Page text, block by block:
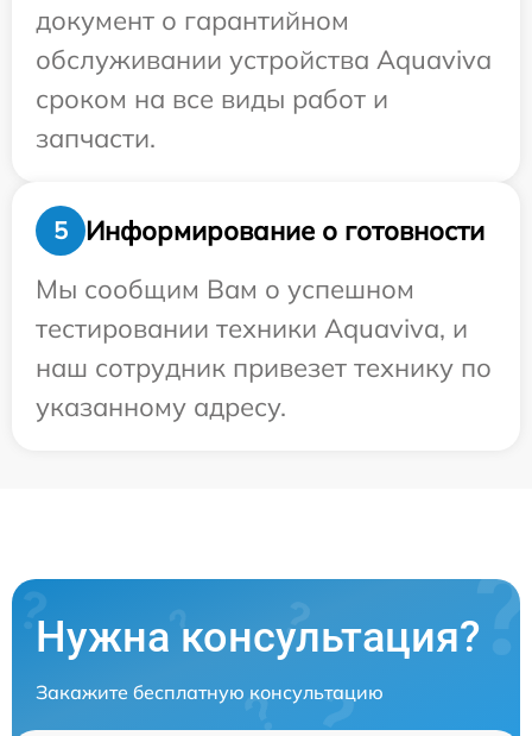
документ о гарантийном
обслуживании устройства Aquaviva
сроком на все виды работ и
запчасти.
5
Информирование о готовности
Мы сообщим Вам о успешном
тестировании техники Aquaviva, и
наш сотрудник привезет технику по
указанному адресу.
Нужна консультация?
Закажите бесплатную консультацию